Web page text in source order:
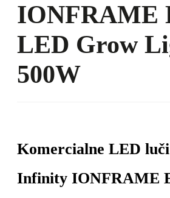
IONFRAME
LED Grow
500W
Komercialne LED
Infinity IONFRAME